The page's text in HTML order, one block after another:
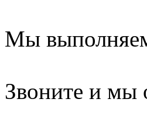
Мы
Звоните и мы